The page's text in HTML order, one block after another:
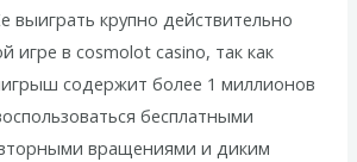
крупно действительно
игре в cosmolot casino, так как
содержит более 1 миллионов
бесплатными
вращениями и диким